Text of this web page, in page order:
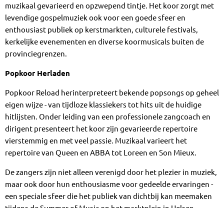
muzikaal gevarieerd en opzwepend tintje. Het koor zorgt met
levendige gospelmuziek ook voor een goede sfeer en
enthousiast publiek op kerstmarkten, culturele festivals,
kerkelijke evenementen en diverse koormusicals buiten de
provinciegrenzen.
Popkoor Herladen
Popkoor Reload herinterpreteert bekende popsongs op geheel
eigen wijze - van tijdloze klassiekers tot hits uit de huidige
hitlijsten. Onder leiding van een professionele zangcoach en
dirigent presenteert het koor zijn gevarieerde repertoire
vierstemmig en met veel passie. Muzikaal varieert het
repertoire van Queen en ABBA tot Loreen en Son Mieux.
De zangers zijn niet alleen verenigd door het plezier in muziek,
maar ook door hun enthousiasme voor gedeelde ervaringen -
een speciale sfeer die het publiek van dichtbij kan meemaken